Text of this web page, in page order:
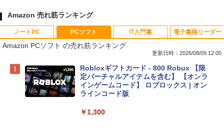
Amazon 売れ筋ランキング
ノートPC
Apple 2026 MacBook Neo A18 Proチッ
プ搭載13インチノートブック：AIとAppl
e Intelligenceのために設計、Liquid Ret
inaディスプレイ、8GBユニファイドメモ
eTime HDカメラ - インディゴ
PCソフト
Amazon PCソフト の売れ筋ランキング
更新日時：2026/08/09 12:05
Robloxギフトカード - 800 Robux 【限
定バーチャルアイテムを含む】 【オンラ
インゲームコード】 ロブロックス | オン
ラインコード版
￥1,300
IT入門書 電子書籍リーダー